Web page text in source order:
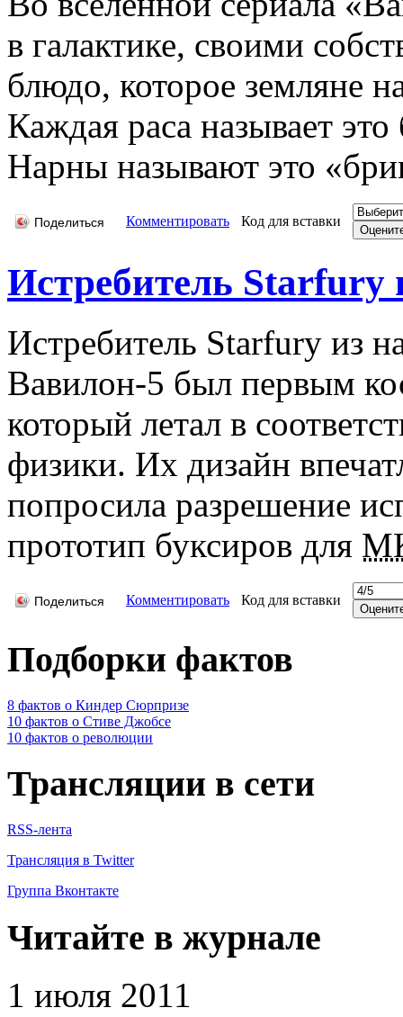
в галактике, своими
блюдо, которое земляне
Каждая раса называет
Нарны называют это
Поделиться Комментировать Код для вставки
Истребитель Starfury
Истребитель Starfury из
Вавилон-5 был первым
который летал в
физики. Их дизайн
попросила разрешение
прототип буксиров для
Поделиться Комментировать Код для вставки
Подборки фактов
8 фактов о Киндер Сюрпризе
10 фактов о Стиве Джобсе
10 фактов о революции
Трансляции в сети
RSS-лента
Трансляция в Twitter
Группа Вконтакте
Читайте в журнале
1 июля 2011